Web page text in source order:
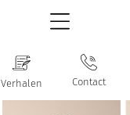
Verhalen Contact